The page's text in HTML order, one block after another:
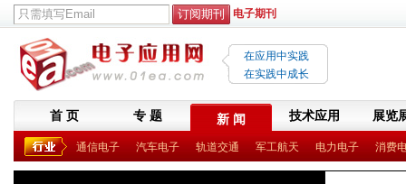
电子期刊
在应用中实践
在实践中成长
首 页 专 题 新 闻 技术应用 展览
通信电子 汽车电子 轨道交通 军工航天 电力电子 消费